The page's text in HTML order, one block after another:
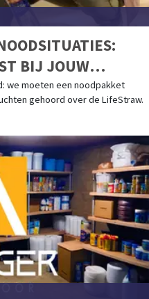
BIJ JOUW
we moeten een noodpakket
gehoord over de LifeStraw.